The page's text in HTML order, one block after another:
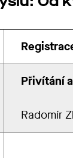
Přivítání
Radomír